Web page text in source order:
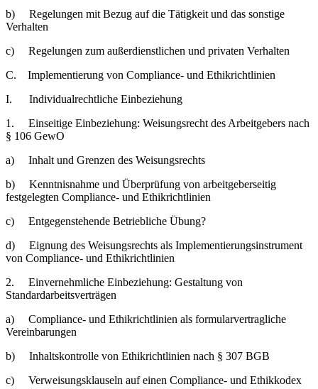
b) Regelungen mit Bezug auf die Tätigkeit und das sonstige
Verhalten
c) Regelungen zum außerdienstlichen und privaten Verhalten
C. Implementierung von Compliance- und Ethikrichtlinien
I. Individualrechtliche Einbeziehung
1. Einseitige Einbeziehung: Weisungsrecht des Arbeitgebers nach
§ 106 GewO
a) Inhalt und Grenzen des Weisungsrechts
b) Kenntnisnahme und Überprüfung von arbeitgeberseitig
festgelegten Compliance- und Ethikrichtlinien
c) Entgegenstehende Betriebliche Übung?
d) Eignung des Weisungsrechts als Implementierungsinstrument
von Compliance- und Ethikrichtlinien
2. Einvernehmliche Einbeziehung: Gestaltung von
Standardarbeitsverträgen
a) Compliance- und Ethikrichtlinien als formularvertragliche
Vereinbarungen
b) Inhaltskontrolle von Ethikrichtlinien nach § 307 BGB
c) Verweisungsklauseln auf einen Compliance- und Ethikkodex